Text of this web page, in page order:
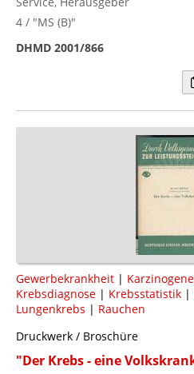
4 / "MS (B)"
DHMD 2001/866
Gewerbekrankheit |
Krebsdiagnose | Krebsstatistik |
Lungenkrebs | Rauchen
Druckwerk / Broschüre
"Der Krebs - eine